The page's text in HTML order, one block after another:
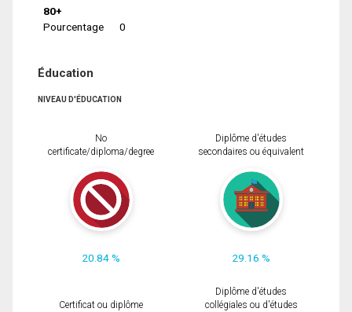
80+
Pourcentage
0
Éducation
NIVEAU D'ÉDUCATION
No
certificate/diploma/degree
20.84 %
Diplôme d'études
secondaires ou équivalent
29.16 %
Certificat ou diplôme
Diplôme d'études
collégiales ou d'études